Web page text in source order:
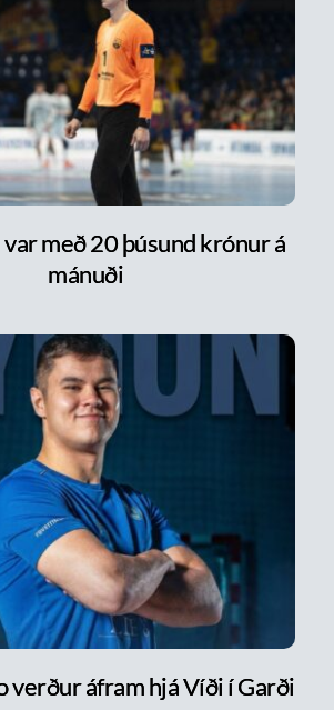
með 20 þúsund krónur á
mánuði
verður áfram hjá Víði í Garði